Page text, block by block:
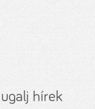
hírek